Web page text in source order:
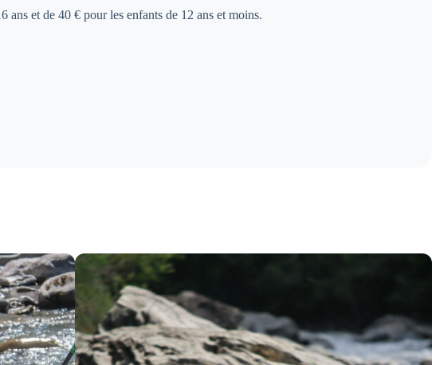
ans et de 40 € pour les enfants de 12 ans et moins.